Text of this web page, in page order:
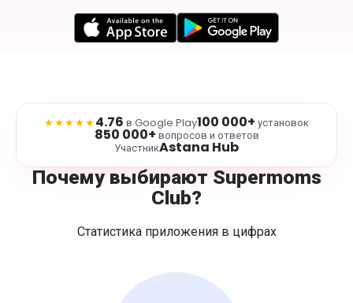
★★★★★4.76 в Google Play100 000+ установок
850 000+ вопросов и ответов
УчастникAstana Hub
Почему выбирают Supermoms
Club?
Статистика приложения в цифрах